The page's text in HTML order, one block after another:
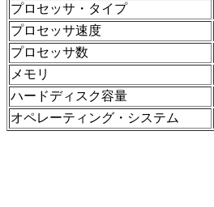
プロセッサ・タイプ
プロセッサ速度
プロセッサ数
メモリ
ハードディスク容量
オペレーティング・システム